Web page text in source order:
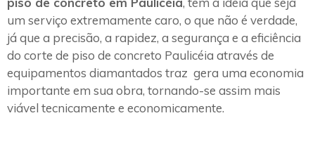
um serviço extremamente caro, o que não é verdade,
já que a precisão, a rapidez, a segurança e a eficiência
do corte de piso de concreto Paulicéia através de
equipamentos diamantados traz gera uma economia
importante em sua obra, tornando-se assim mais
viável tecnicamente e economicamente.